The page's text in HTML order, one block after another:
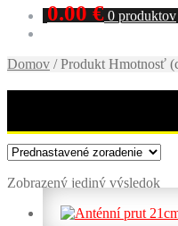
0.00€ 0 produktov
Domov /Produkt Hmotnosť
Zobrazený jediný výsledok